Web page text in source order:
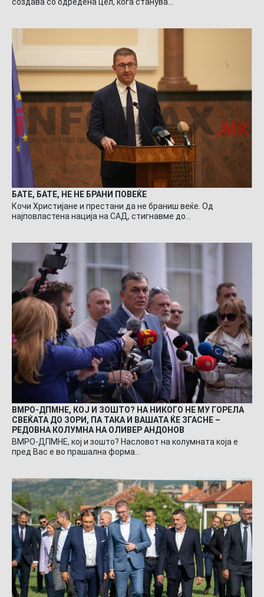
БАТЕ, БАТЕ, НЕ НЕ БРАНИ ПОВЕЌЕ
Кочи Христијане и престани да не браниш веќе. Од
најповластена нација на САД, стигнавме до…
ВМРО-ДПМНЕ, КОЈ И ЗОШТО? НА НИКОГО НЕ МУ ГОРЕЛА
СВЕЌАТА ДО ЗОРИ, ПА ТАКА И ВАШАТА ЌЕ ЗГАСНЕ –
РЕДОВНА КОЛУМНА НА ОЛИВЕР АНДОНОВ
ВМРО-ДПМНЕ, кој и зошто? Насловот на колумната која е
пред Вас е во прашална форма…